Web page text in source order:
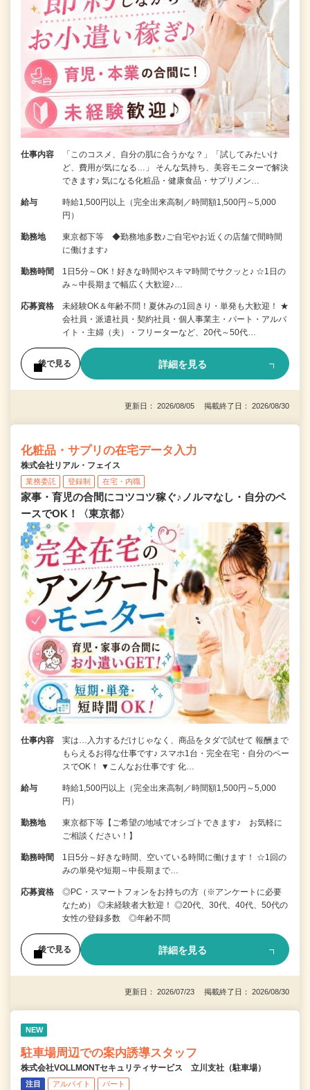
仕事内容
「このコスメ、自分の肌に合うかな？」「試してみたいけ
ど、費用が気になる…」 そんな気持ち、美容モニターで解決
できます♪ 気になる化粧品・健康食品・サプリメン…
給与
時給1,500円以上（完全出来高制／時間額1,500円～5,000
円）
勤務地
東京都下等 ◆勤務地多数♪ご自宅やお近くの店舗で間時間
に働けます♪
勤務時間
1日5分～OK！好きな時間やスキマ時間でサクッと♪ ☆1日の
み～中長期まで幅広く大歓迎♪…
応募資格
未経験OK＆年齢不問！夏休みの1回きり・単発も大歓迎！ ★
会社員・派遣社員・契約社員・個人事業主・パート・アルバ
イト・主婦（夫）・フリーターなど、20代～50代…
後で見る 詳細を見る
更新日： 2026/08/05 掲載終了日： 2026/08/30
化粧品・サプリの在宅データ入力
株式会社リアル・フェイス
業務委託 登録制 在宅・内職
家事・育児の合間にコツコツ稼ぐ♪ノルマなし・自分のペ
ースでOK！〈東京都〉
仕事内容
実は…入力するだけじゃなく、商品をタダで試せて 報酬まで
もらえるお得な仕事です♪ スマホ1台・完全在宅・自分のペー
スでOK！ ▼こんなお仕事です 化…
給与
時給1,500円以上（完全出来高制／時間額1,500円～5,000
円）
勤務地
東京都下等【ご希望の地域でオシゴトできます♪ お気軽に
ご相談ください！】
勤務時間
1日5分～好きな時間、空いている時間に働けます！ ☆1回の
みの単発や短期～中長期まで…
応募資格
◎PC・スマートフォンをお持ちの方（※アンケートに必要
なため） ◎未経験者大歓迎！ ◎20代、30代、40代、50代の
女性の登録多数 ◎年齢不問
後で見る 詳細を見る
更新日： 2026/07/23 掲載終了日： 2026/08/30
NEW
駐車場周辺での案内誘導スタッフ
株式会社VOLLMONTセキュリティサービス 立川支社（駐車場）
注目 アルバイト パート